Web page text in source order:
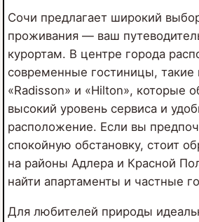
Сочи предлагает широкий
проживания — ваш
курортам. В центре города
современные гостиницы, такие
«Radisson» и «Hilton», которые
высокий уровень сервиса и
расположение. Если вы
спокойную обстановку, стоит
на районы Адлера и Красной
найти апартаменты и частные
Для любителей природы